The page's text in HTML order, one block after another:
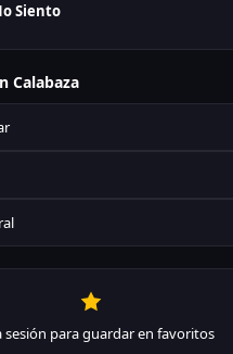
Siento
Calabaza
sesión para guardar en favoritos